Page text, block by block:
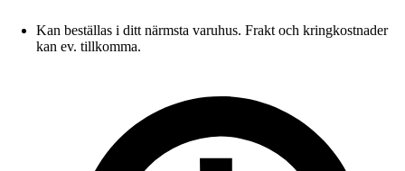
Kan beställas i ditt närmsta varuhus. Frakt och kringkostnader
kan ev. tillkomma.